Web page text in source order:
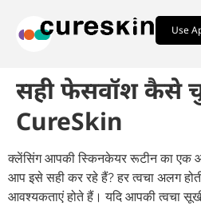
Use
सही फेसवॉश कैसे
CureSkin
क्लेंसिंग आपकी स्किनकेयर रूटीन का एक
आप इसे सही कर रहे हैं? हर त्वचा अलग
आवश्यकताएं होते हैं। यदि आपकी त्वचा